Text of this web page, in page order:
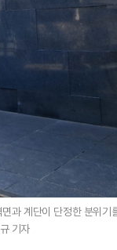
과 계단이 단정한 분위기
기자